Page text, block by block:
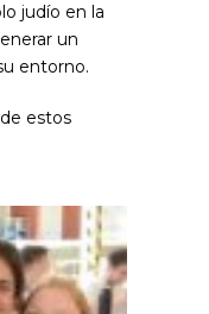
judío en la
un
entorno.
estos